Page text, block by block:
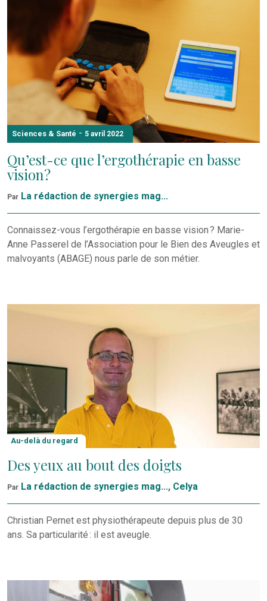
Sciences & Santé - 5 avril 2022
Qu’est-ce que l’ergothérapie en basse
vision ?
Par La rédaction de synergies mag...
Connaissez-vous l’ergothérapie en basse vision ? Marie-
Anne Passerel de l’Association pour le Bien des Aveugles et
malvoyants (ABAGE) nous parle de son métier.
Au-delà du regard
Des yeux au bout des doigts
Par La rédaction de synergies mag..., Celya
Christian Pernet est physiothérapeute depuis plus de 30
ans. Sa particularité : il est aveugle.